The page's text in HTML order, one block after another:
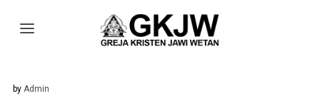
by Admin